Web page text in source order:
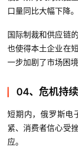
性
电
烟
电
烟
测
通
口量同比大幅下降。
国际制裁和供应链
也使得本土企业在
一步加剧了市场困境
04、危机持
短期内，俄罗斯电
紧、消费者信心受
应。